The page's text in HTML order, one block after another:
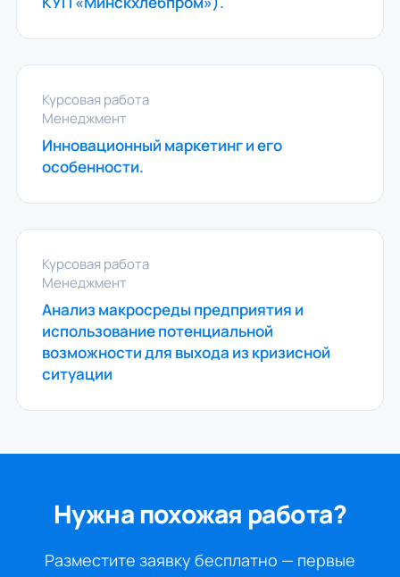
Курсовая работа
Менеджмент
Инновационный маркетинг и его
особенности.
Курсовая работа
Менеджмент
Анализ макросреды предприятия и
использование потенциальной
возможности для выхода из кризисной
ситуации
Нужна похожая работа?
Разместите заявку бесплатно — первые